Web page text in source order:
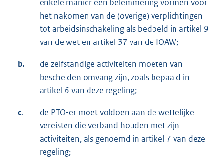
enkele manier een belemmering vormen voor
het nakomen van de (overige) verplichtingen
tot arbeidsinschakeling als bedoeld in artikel 9
van de wet en artikel 37 van de IOAW;
b.
de zelfstandige activiteiten moeten van
bescheiden omvang zijn, zoals bepaald in
artikel 6 van deze regeling;
c.
de PTO-er moet voldoen aan de wettelijke
vereisten die verband houden met zijn
activiteiten, als genoemd in artikel 7 van deze
regeling;